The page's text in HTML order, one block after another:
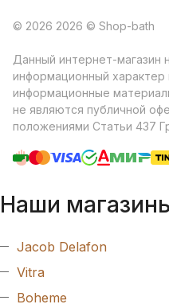
© 2026 2026 © Shop-bath
Данный интернет-магазин
информационный характер
информационные
не являются публичной
положениями Статьи 437
Наши
Jacob Delafon
Vitra
Boheme